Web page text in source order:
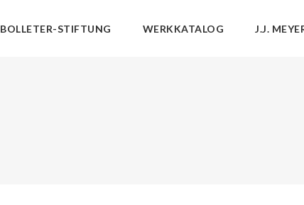
BOLLETER-STIFTUNG WERKKATALOG J.J.